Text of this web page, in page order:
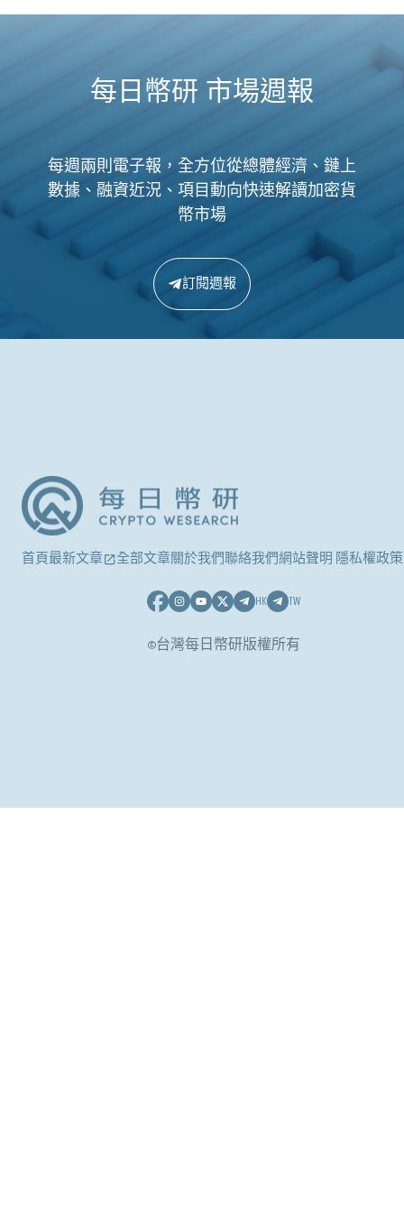
每日幣研 市場週報
每週兩則電子報，全方位從總體經濟、鏈上
數據、融資近況、項目動向快速解讀加密貨
幣市場
訂閱週報
首頁最新文章 全部文章關於我們聯絡我們網站聲明 隱私權政策
HK TW
©台灣每日幣研版權所有